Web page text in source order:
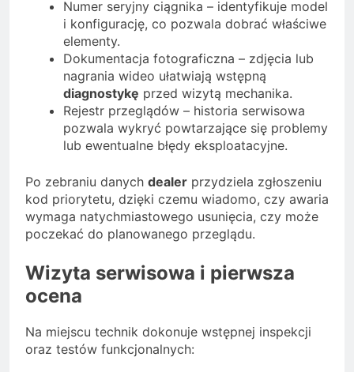
Numer seryjny ciągnika – identyfikuje model
i konfigurację, co pozwala dobrać właściwe
elementy.
Dokumentacja fotograficzna – zdjęcia lub
nagrania wideo ułatwiają wstępną
diagnostykę przed wizytą mechanika.
Rejestr przeglądów – historia serwisowa
pozwala wykryć powtarzające się problemy
lub ewentualne błędy eksploatacyjne.
Po zebraniu danych dealer przydziela zgłoszeniu
kod priorytetu, dzięki czemu wiadomo, czy awaria
wymaga natychmiastowego usunięcia, czy może
poczekać do planowanego przeglądu.
Wizyta serwisowa i pierwsza
ocena
Na miejscu technik dokonuje wstępnej inspekcji
oraz testów funkcjonalnych: